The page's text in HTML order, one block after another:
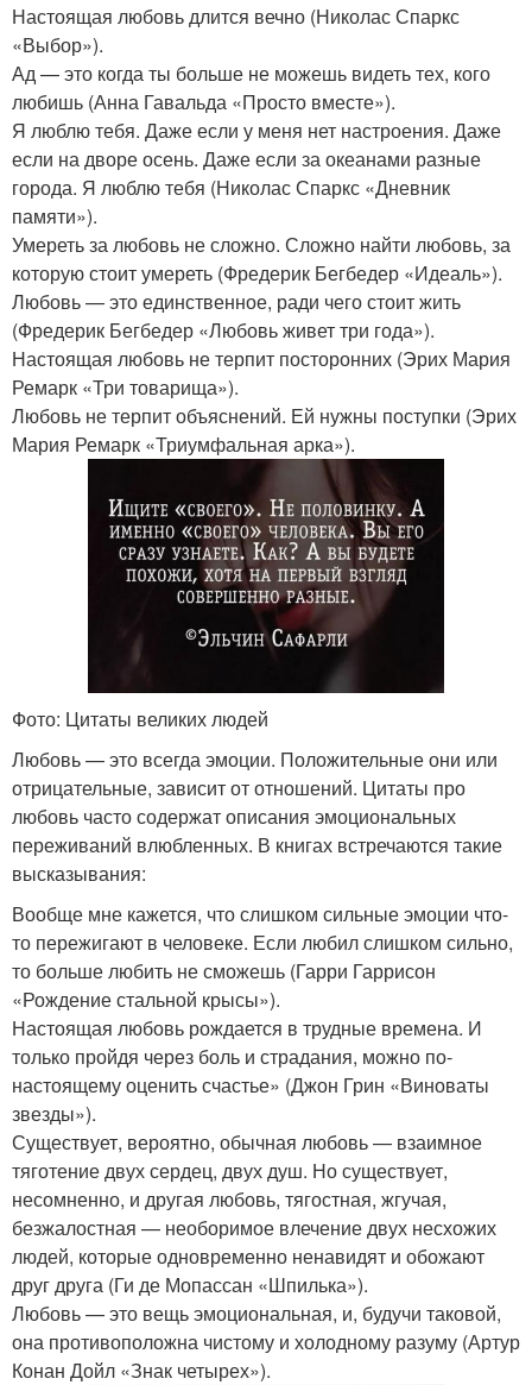
Настоящая любовь длится вечно (Николас Спаркс
«Выбор»).
Ад — это когда ты больше не можешь видеть тех, кого
любишь (Анна Гавальда «Просто вместе»).
Я люблю тебя. Даже если у меня нет настроения. Даже
если на дворе осень. Даже если за океанами разные
города. Я люблю тебя (Николас Спаркс «Дневник
памяти»).
Умереть за любовь не сложно. Сложно найти любовь, за
которую стоит умереть (Фредерик Бегбедер «Идеаль»).
Любовь — это единственное, ради чего стоит жить
(Фредерик Бегбедер «Любовь живет три года»).
Настоящая любовь не терпит посторонних (Эрих Мария
Ремарк «Три товарища»).
Любовь не терпит объяснений. Ей нужны поступки (Эрих
Мария Ремарк «Триумфальная арка»).
Фото: Цитаты великих людей
Любовь — это всегда эмоции. Положительные они или
отрицательные, зависит от отношений. Цитаты про
любовь часто содержат описания эмоциональных
переживаний влюбленных. В книгах встречаются такие
высказывания:
Вообще мне кажется, что слишком сильные эмоции что-
то пережигают в человеке. Если любил слишком сильно,
то больше любить не сможешь (Гарри Гаррисон
«Рождение стальной крысы»).
Настоящая любовь рождается в трудные времена. И
только пройдя через боль и страдания, можно по-
настоящему оценить счастье» (Джон Грин «Виноваты
звезды»).
Существует, вероятно, обычная любовь — взаимное
тяготение двух сердец, двух душ. Но существует,
несомненно, и другая любовь, тягостная, жгучая,
безжалостная — необоримое влечение двух несхожих
людей, которые одновременно ненавидят и обожают
друг друга (Ги де Мопассан «Шпилька»).
Любовь — это вещь эмоциональная, и, будучи таковой,
она противоположна чистому и холодному разуму (Артур
Конан Дойл «Знак четырех»).